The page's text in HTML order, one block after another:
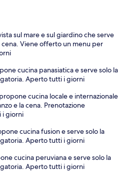
sul mare e sul giardino che serve
cena. Viene offerto un menu per
cucina panasiatica e serve solo la
Aperto tutti i giorni
cucina locale e internazionale
e la cena. Prenotazione
i giorni
cucina fusion e serve solo la
Aperto tutti i giorni
cucina peruviana e serve solo la
Aperto tutti i giorni